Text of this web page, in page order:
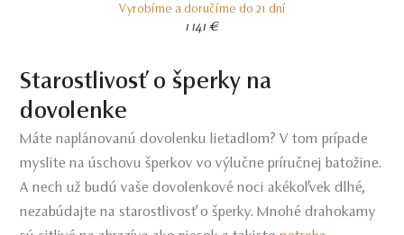
Vyrobíme a doručíme do 21 dní
1 141 €
Starostlivosť o šperky na
dovolenke
Máte naplánovanú dovolenku lietadlom? V tom prípade
myslite na úschovu šperkov vo výlučne príručnej batožine.
A nech už budú vaše dovolenkové noci akékoľvek dlhé,
nezabúdajte na starostlivosť o šperky. Mnohé drahokamy